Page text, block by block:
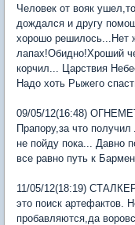
Человек от вояк
дождался и другу
хорошо решилось...Нет
лапах!Обидно!Хроший
корчил... Царствия
Надо хоть Рыжего
09/05/12(16:48)
Прапору,за что
не пойду пока... Давно
все равно путь к
11/05/12(18:19)
это поиск артефактов.
пробавляются,да